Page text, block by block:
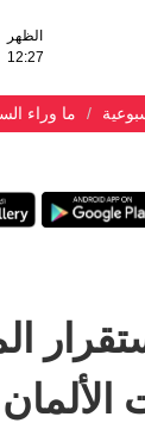
الظهر
12:27
ما وراء
الألمان